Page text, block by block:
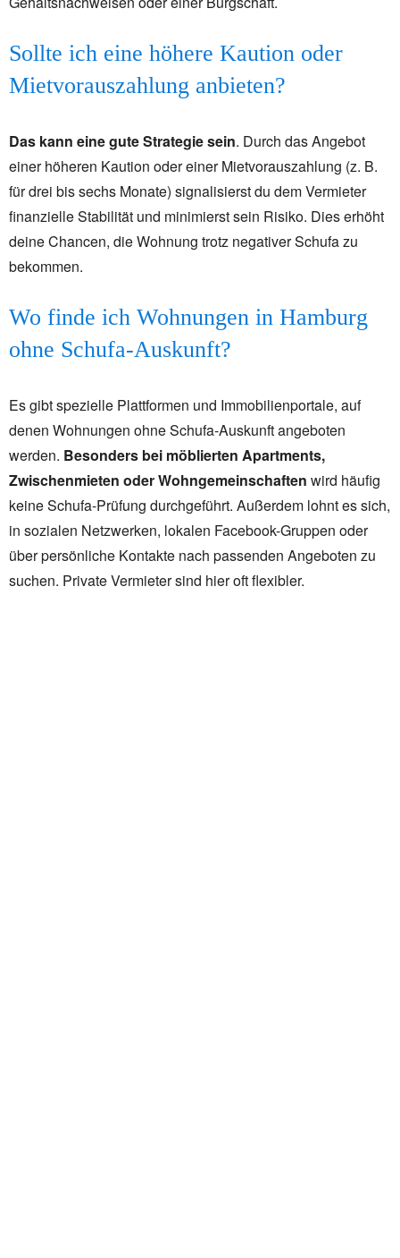
Sollte ich eine höhere Kaution oder
Mietvorauszahlung anbieten?
Das kann eine gute Strategie sein. Durch das Angebot
einer höheren Kaution oder einer Mietvorauszahlung (z. B.
für drei bis sechs Monate) signalisierst du dem Vermieter
finanzielle Stabilität und minimierst sein Risiko. Dies erhöht
deine Chancen, die Wohnung trotz negativer Schufa zu
bekommen.
Wo finde ich Wohnungen in Hamburg
ohne Schufa-Auskunft?
Es gibt spezielle Plattformen und Immobilienportale, auf
denen Wohnungen ohne Schufa-Auskunft angeboten
werden. Besonders bei möblierten Apartments,
Zwischenmieten oder Wohngemeinschaften wird häufig
keine Schufa-Prüfung durchgeführt. Außerdem lohnt es sich,
in sozialen Netzwerken, lokalen Facebook-Gruppen oder
über persönliche Kontakte nach passenden Angeboten zu
suchen. Private Vermieter sind hier oft flexibler.